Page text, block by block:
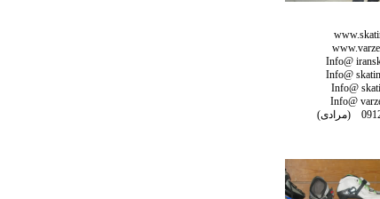
Info@
Info@
Info@
Info@
(مرادی)